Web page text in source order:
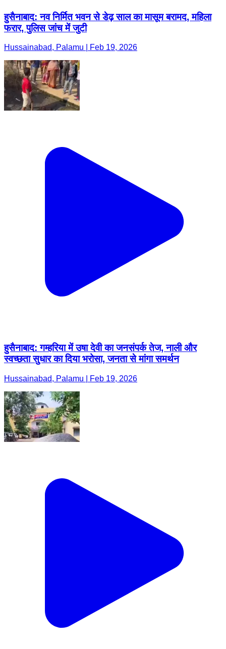
हुसैनाबाद: नव निर्मित भवन से डेढ़ साल का मासूम बरामद, महिला
फरार, पुलिस जांच में जुटी
Hussainabad, Palamu | Feb 19, 2026
हुसैनाबाद: गम्हरिया में उषा देवी का जनसंपर्क तेज, नाली और
स्वच्छता सुधार का दिया भरोसा, जनता से मांगा समर्थन
Hussainabad, Palamu | Feb 19, 2026